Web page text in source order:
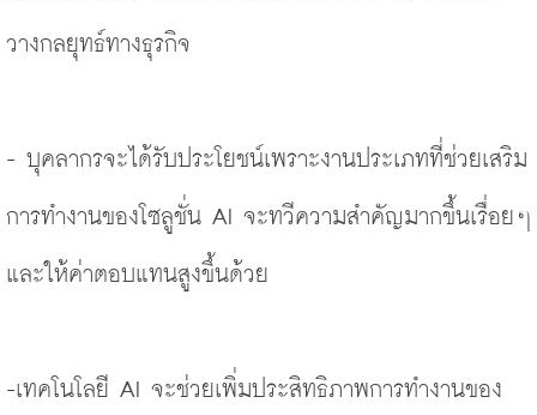
วางกลยุทธ์ทางธุรกิจ
- บุคลากรจะได้รับประโยชน์เพราะงานประเภทที่ช่วยเสริม
การทำงานของโซลูชั่น AI จะทวีความสำคัญมากขึ้นเรื่อยๆ
และให้ค่าตอบแทนสูงขึ้นด้วย
-เทคโนโลยี AI จะช่วยเพิ่มประสิทธิภาพการทำงานของ